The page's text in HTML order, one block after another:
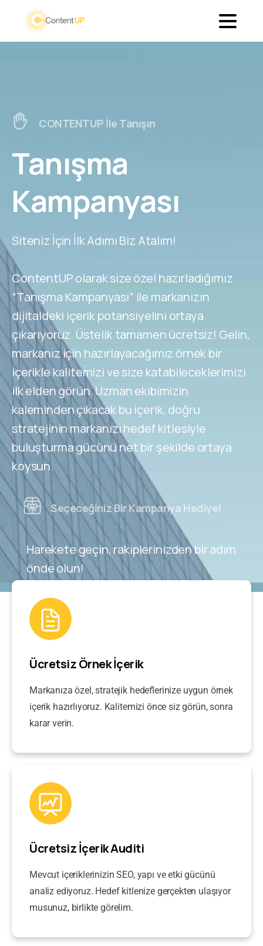
CONTENTUP İle Tanışın
Tanışma
Kampanyası
Siteniz İçin İlk Adımı Biz Atalım!
ContentUP olarak size özel hazırladığımız
“Tanışma Kampanyası” ile markanızın
dijitaldeki içerik potansiyelini ortaya
çıkarıyoruz. Üstelik tamamen ücretsiz! Gelin,
markanız için hazırlayacağımız örnek bir
içerikle kalitemizi ve size katabileceklerimizi
ilk elden görün. Uzman ekibimizin
kaleminden çıkacak bu içerik, doğru
stratejinin markanızı hedef kitlesiyle
buluşturma gücünü net bir şekilde ortaya
koysun.
Seçeceğiniz Bir Kampanya Hediye!
Harekete geçin, rakiplerinizden bir adım
önde olun!
Ücretsiz Örnek İçerik
Markanıza özel, stratejik hedeflerinize uygun örnek
içerik hazırlıyoruz. Kalitemizi önce siz görün, sonra
karar verin.
Ücretsiz İçerik Auditi
Mevcut içeriklerinizin SEO, yapı ve etki gücünü
analiz ediyoruz. Hedef kitlenize gerçekten ulaşıyor
musunuz, birlikte görelim.
İçerik Pazarlama • • Ajansı • •
İlk İçeriğinizi Ücretsiz Sunuyoruz!
Tanışmamıza özel, ilk içeriğiniz tamamen
davet ediyoruz.